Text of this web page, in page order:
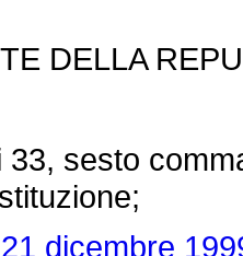
DELLA
sesto
dicembre